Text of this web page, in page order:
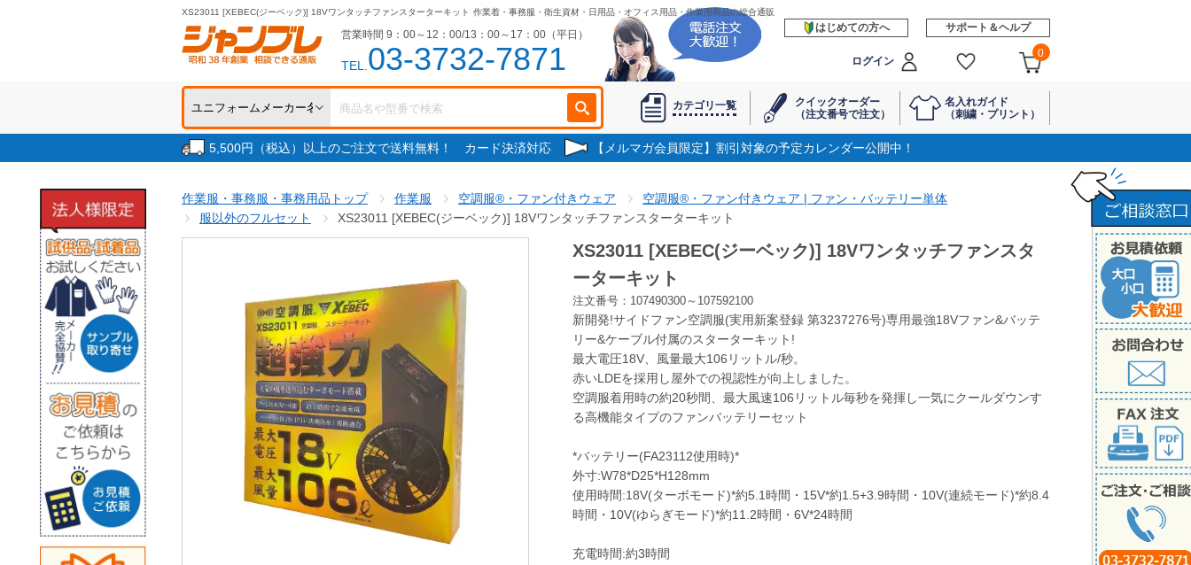
XS23011 [XEBEC(ジーベック)] 18Vワンタッチファンスターターキット 作業着・事務服・衛生資材・日用品・オフィス用品・作業用商品の総合通販
営業時間 9：00～12：00/13：00～17：00（平日）
TEL.03-3732-7871
はじめての方へ サポート＆ヘルプ
ログイン
0
カテゴリ一覧
クイックオーダー
（注文番号で注文）
名入れガイド
（刺繍・プリント）
5,500円（税込）以上のご注文で送料無料！ カード決済対応 【メルマガ会員限定】割引対象の予定カレンダー公開中！
作業服・事務服・事務用品トップ 作業服 空調服®・ファン付きウェア
空調服®・ファン付きウェア | ファン・バッテリー単体
服以外のフルセット
XS23011 [XEBEC(ジーベック)] 18Vワンタッチファンスターターキット
XS23011 [XEBEC(ジーベック)] 18Vワンタッチファンスタ
ーターキット
注文番号：107490300～107592100
新開発!サイドファン空調服(実用新案登録 第3237276号)専用最強18Vファン&バッテ
リー&ケーブル付属のスターターキット!
最大電圧18V、風量最大106リットル/秒。
赤いLDEを採用し屋外での視認性が向上しました。
空調服着用時の約20秒間、最大風速106リットル毎秒を発揮し一気にクールダウンす
る高機能タイプのファンバッテリーセット
*バッテリー(FA23112使用時)*
外寸:W78*D25*H128mm
使用時間:18V(ターボモード)*約5.1時間・15V*約1.5+3.9時間・10V(連続モード)*約8.4
時間・10V(ゆらぎモード)*約11.2時間・6V*24時間
充電時間:約3時間